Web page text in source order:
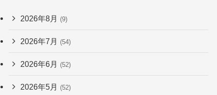
2026年8月 (9)
2026年7月 (54)
2026年6月 (52)
2026年5月 (52)